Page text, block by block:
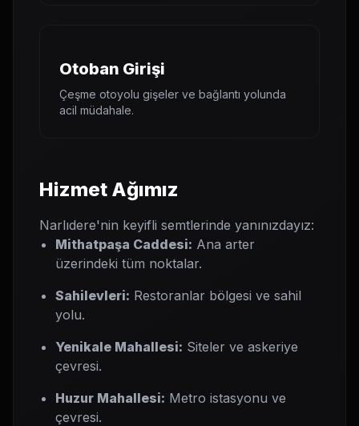
Otoban Girişi
Çeşme otoyolu gişeler ve bağlantı yolunda
acil müdahale.
Hizmet Ağımız
Narlıdere'nin keyifli semtlerinde yanınızdayız:
Mithatpaşa Caddesi: Ana arter
üzerindeki tüm noktalar.
Sahilevleri: Restoranlar bölgesi ve sahil
yolu.
Yenikale Mahallesi: Siteler ve askeriye
çevresi.
Huzur Mahallesi: Metro istasyonu ve
çevresi.